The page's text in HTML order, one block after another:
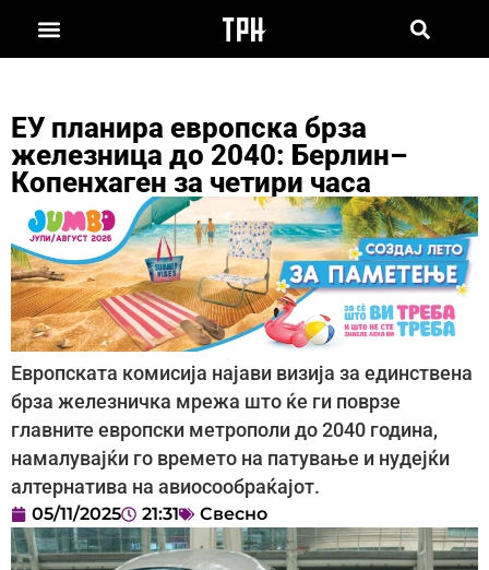
ЕУ планира европска брзa
железница до 2040: Берлин–
Копенхаген за четири часа
Европската комисија најави визија за единствена
брза железничка мрежа што ќе ги поврзе
главните европски метрополи до 2040 година,
намалувајќи го времето на патување и нудејќи
алтернатива на авиосообраќајот.
05/11/2025 21:31 Свесно